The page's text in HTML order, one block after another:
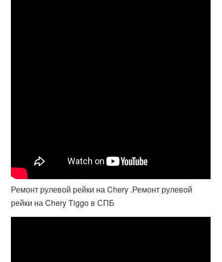
Ремонт рулевой рейки на Chery .Ремонт рулевой
рейки на Chery Tiggo в СПБ